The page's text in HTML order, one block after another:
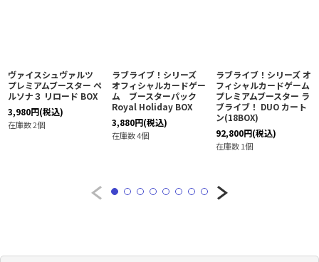
ヴァイスシュヴァルツ
プレミアムブースター ペ
ルソナ３ リロード BOX
3,980円(税込)
在庫数 2個
ラブライブ！シリーズ
オフィシャルカードゲー
ム ブースターパック
Royal Holiday BOX
3,880円(税込)
在庫数 4個
ラブライブ！シリーズ オ
フィシャルカードゲーム
プレミアムブースター ラ
ブライブ！ DUO カート
ン(18BOX)
92,800円(税込)
在庫数 1個